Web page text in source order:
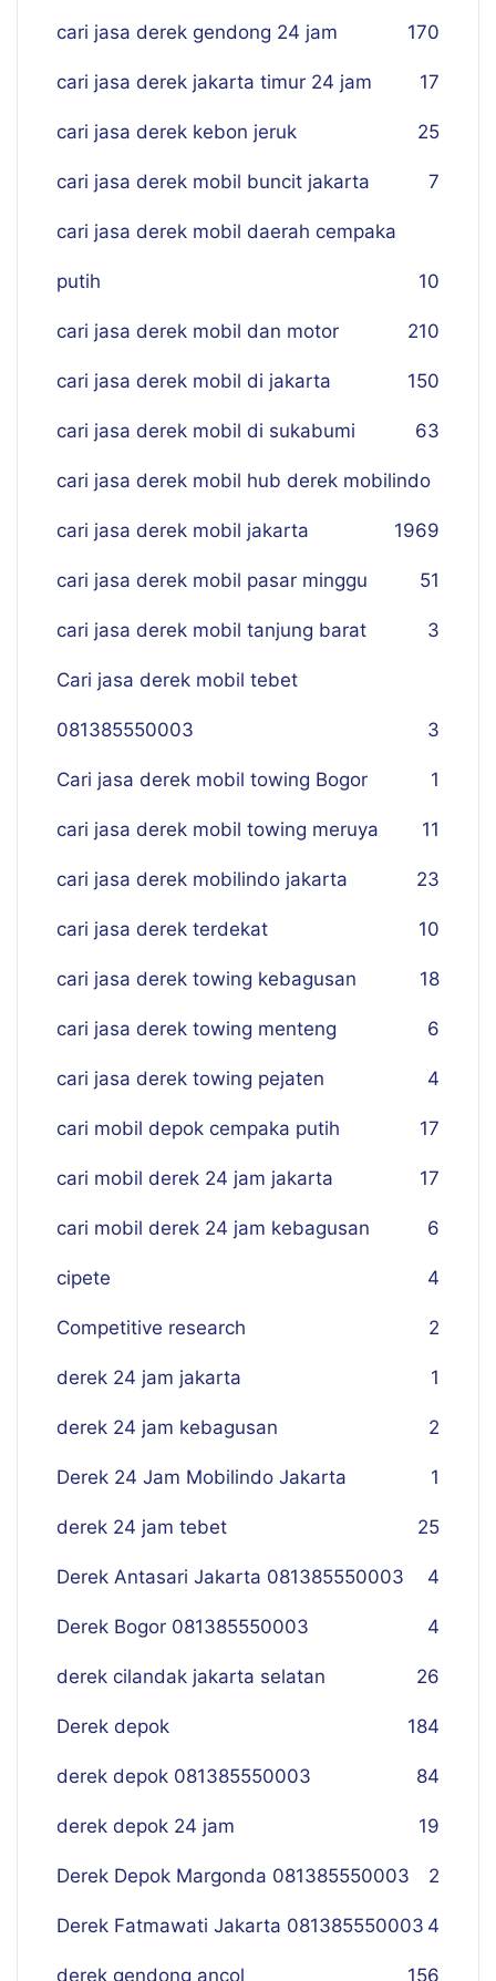
cari jasa derek gendong 24 jam 170
cari jasa derek jakarta timur 24 jam 17
cari jasa derek kebon jeruk 25
cari jasa derek mobil buncit jakarta 7
cari jasa derek mobil daerah cempaka
putih 10
cari jasa derek mobil dan motor 210
cari jasa derek mobil di jakarta 150
cari jasa derek mobil di sukabumi 63
cari jasa derek mobil hub derek mobilindo
69
cari jasa derek mobil jakarta 19
cari jasa derek mobil pasar minggu 51
cari jasa derek mobil tanjung barat 3
Cari jasa derek mobil tebet
081385550003 3
Cari jasa derek mobil towing Bogor 1
cari jasa derek mobil towing meruya 11
cari jasa derek mobilindo jakarta 23
cari jasa derek terdekat 10
cari jasa derek towing kebagusan 18
cari jasa derek towing menteng 6
cari jasa derek towing pejaten 4
cari mobil depok cempaka putih 17
cari mobil derek 24 jam jakarta 17
cari mobil derek 24 jam kebagusan 6
cipete 4
Competitive research 2
derek 24 jam jakarta 1
derek 24 jam kebagusan 2
Derek 24 Jam Mobilindo Jakarta 1
derek 24 jam tebet 25
Derek Antasari Jakarta 081385550003 4
Derek Bogor 081385550003 4
derek cilandak jakarta selatan 26
Derek depok 184
derek depok 081385550003 84
derek depok 24 jam 19
Derek Depok Margonda 081385550003 2
Derek Fatmawati Jakarta 081385550003 4
derek gendong ancol 156